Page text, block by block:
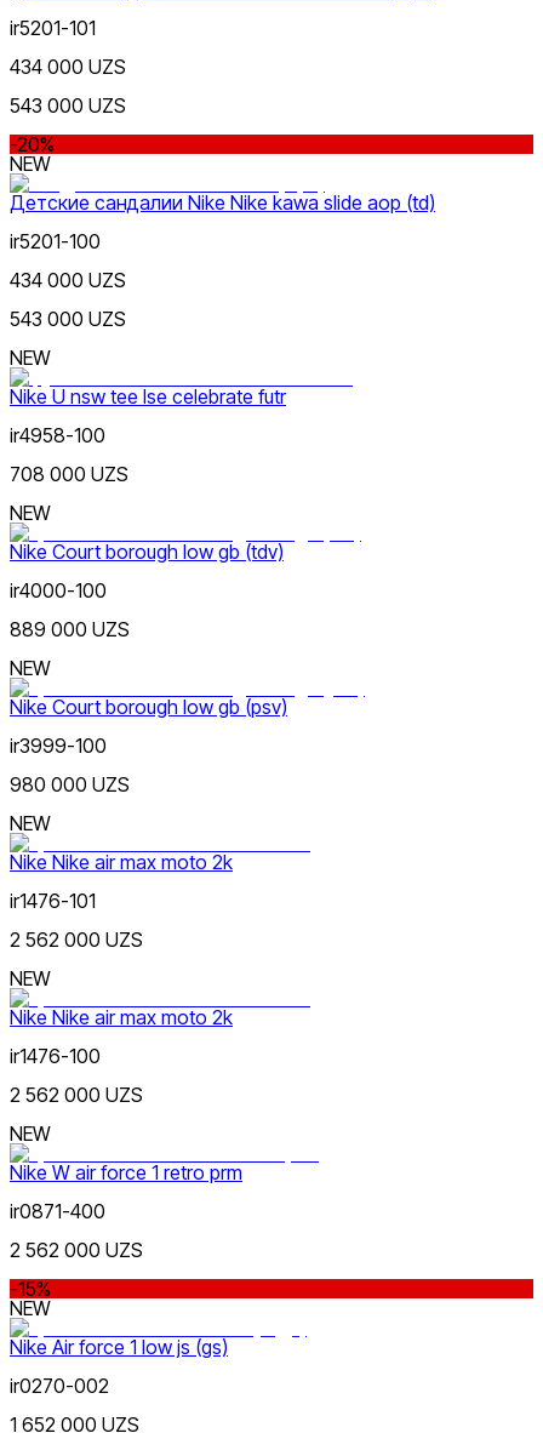
ir5201-101
434 000 UZS
543 000 UZS
-20%
NEW
Детские сандалии Nike Nike kawa slide aop (td)
ir5201-100
434 000 UZS
543 000 UZS
NEW
Nike U nsw tee lse celebrate futr
ir4958-100
708 000 UZS
NEW
Nike Court borough low gb (tdv)
ir4000-100
889 000 UZS
NEW
Nike Court borough low gb (psv)
ir3999-100
980 000 UZS
NEW
Nike Nike air max moto 2k
ir1476-101
2 562 000 UZS
NEW
Nike Nike air max moto 2k
ir1476-100
2 562 000 UZS
NEW
Nike W air force 1 retro prm
ir0871-400
2 562 000 UZS
-15%
NEW
Nike Air force 1 low js (gs)
ir0270-002
1 652 000 UZS